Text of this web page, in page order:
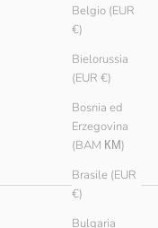
Belgio (EUR
€)
Bielorussia
(EUR €)
Bosnia ed
Erzegovina
(BAM КМ)
Brasile (EUR
€)
Bulgaria